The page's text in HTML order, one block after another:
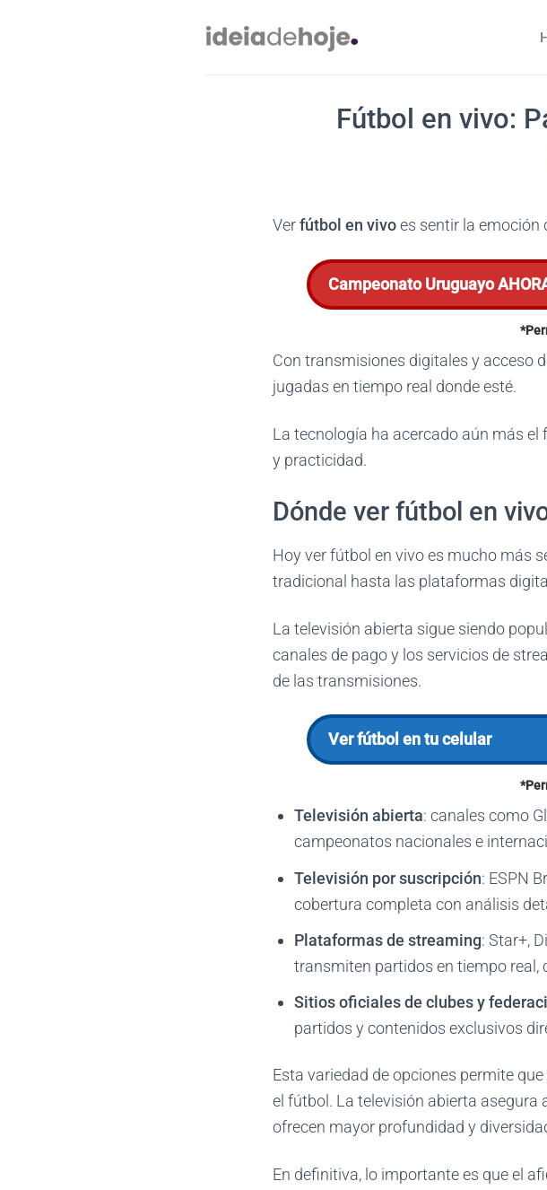
Fútbol en vivo:
Verfútbol en vivoes sentir la emoción
Campeonato Uruguayo
Con transmisiones digitales y acceso
jugadas en tiempo real donde esté.
La tecnología ha acercado aún más
y practicidad.
Dónde ver fútbol en
Hoy ver fútbol en vivo es mucho más
tradicional hasta las plataformas
La televisión abierta sigue siendo
canales de pago y los servicios de
de las transmisiones.
Ver fútbol en tu celular
Televisión abierta: canales como
campeonatos nacionales e
Televisión por suscripción: ESPN
cobertura completa con análisis
Plataformas de streaming: Star+,
transmiten partidos en tiempo real,
Sitios oficiales de clubes y
partidos y contenidos exclusivos
Esta variedad de opciones permite
el fútbol. La televisión abierta asegura
ofrecen mayor profundidad y
En definitiva, lo importante es que el